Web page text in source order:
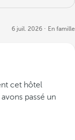
6 juil. 2026 En famille
cet hôtel